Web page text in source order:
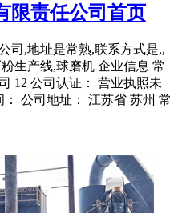
限责任公司首页
司,地址是常熟,联系方式是,,
生产线,球磨机 企业信息 常
12 公司认证： 营业执照未
公司地址： 江苏省 苏州 常